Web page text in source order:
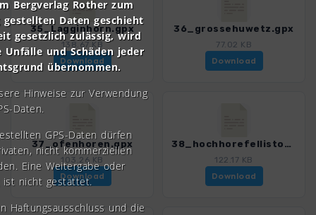
35_Lagginhorn.gpx
138.67 KB
Download
36_grossehuwetz.gpx
77.02 KB
Download
37_ofenhoren.gpx
103.26 KB
Download
38_hochhorefellistock.gpx
122.17 KB
Download
Bergverlag Rother zum
Daten geschieht
gesetzlich zulässig, wird
und Schäden jeder
übernommen.
Hinweise zur Verwendung
Daten.
GPS-Daten dürfen
nicht kommerziellen
Eine Weitergabe oder
ist nicht gestattet.
Haftungsausschluss und die